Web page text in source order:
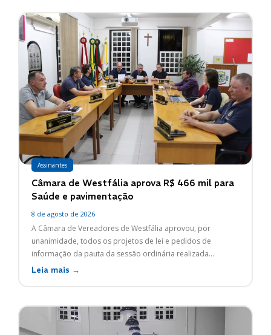
Assinantes
Câmara de Westfália aprova R$ 466 mil para
Saúde e pavimentação
8 de agosto de 2026
A Câmara de Vereadores de Westfália aprovou, por
unanimidade, todos os projetos de lei e pedidos de
informação da pauta da sessão ordinária realizada...
Leia mais →